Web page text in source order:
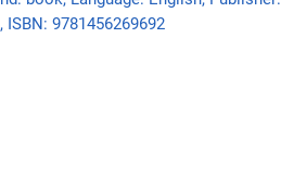
9781456269692